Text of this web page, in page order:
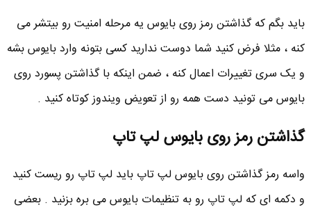
باید بگم که گذاشتن رمز روی بایوس یه مرحله امنیت رو بیتشر می
کنه ، مثلا فرض کنید شما دوست ندارید کسی بتونه وارد بایوس بشه
و یک سری تغییرات اعمال کنه ، ضمن اینکه با گذاشتن پسورد روی
بایوس می تونید دست همه رو از تعویض ویندوز کوتاه کنید .
گذاشتن رمز روی بایوس لپ تاپ
واسه رمز گذاشتن روی بایوس لپ تاپ باید لپ تاپ رو ریست کنید
و دکمه ای که لپ تاپ رو به تنظیمات بایوس می بره بزنید . بعضی